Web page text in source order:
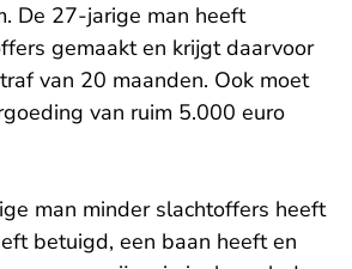
De 27-jarige man heeft
gemaakt en krijgt daarvoor
van 20 maanden. Ook moet
van ruim 5.000 euro
man minder slachtoffers heeft
betuigd, een baan heeft en